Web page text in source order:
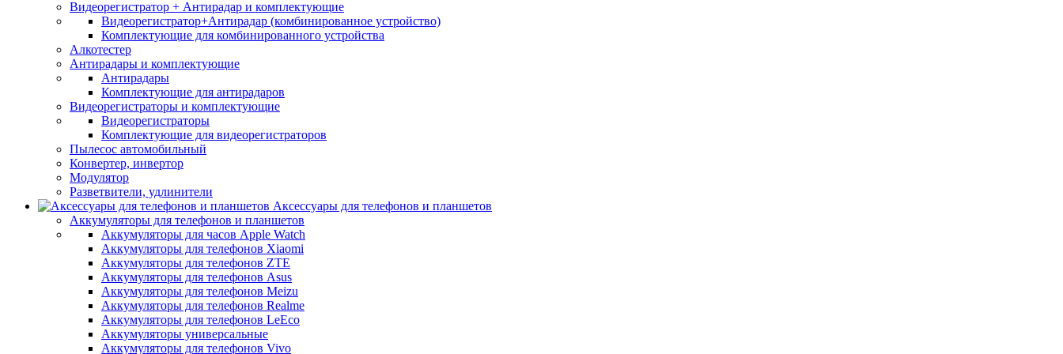
Видеорегистратор + Антирадар и комплектующие
Видеорегистратор+Антирадар (комбинированное устройство)
Комплектующие для комбинированного устройства
Алкотестер
Антирадары и комплектующие
Антирадары
Комплектующие для антирадаров
Видеорегистраторы и комплектующие
Видеорегистраторы
Комплектующие для видеорегистраторов
Пылесос автомобильный
Конвертер, инвертор
Модулятор
Разветвители, удлинители
Аксессуары для телефонов и планшетов
Аккумуляторы для телефонов и планшетов
Аккумуляторы для часов Apple Watch
Аккумуляторы для телефонов Xiaomi
Аккумуляторы для телефонов ZTE
Аккумуляторы для телефонов Asus
Аккумуляторы для телефонов Meizu
Аккумуляторы для телефонов Realme
Аккумуляторы для телефонов LeEco
Аккумуляторы универсальные
Аккумуляторы для телефонов Vivo